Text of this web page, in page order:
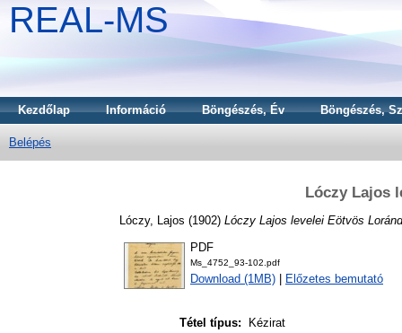
REAL-MS
Kezdőlap Információ Böngészés, Év Böngészés,
Belépés
Lóczy Lajos
Lóczy, Lajos (1902) Lóczy Lajos levelei Eötvös
PDF
Ms_4752_93-102.pdf
Download (1MB) Előzetes bemutató
Tétel típus:
Kézirat